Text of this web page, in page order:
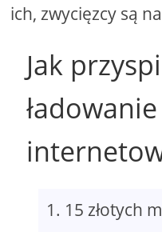
ich, zwycięzcy są
Jak
15 złotych